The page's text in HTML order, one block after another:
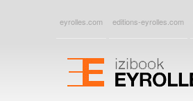
eyrolles.com editions-eyrolles.com